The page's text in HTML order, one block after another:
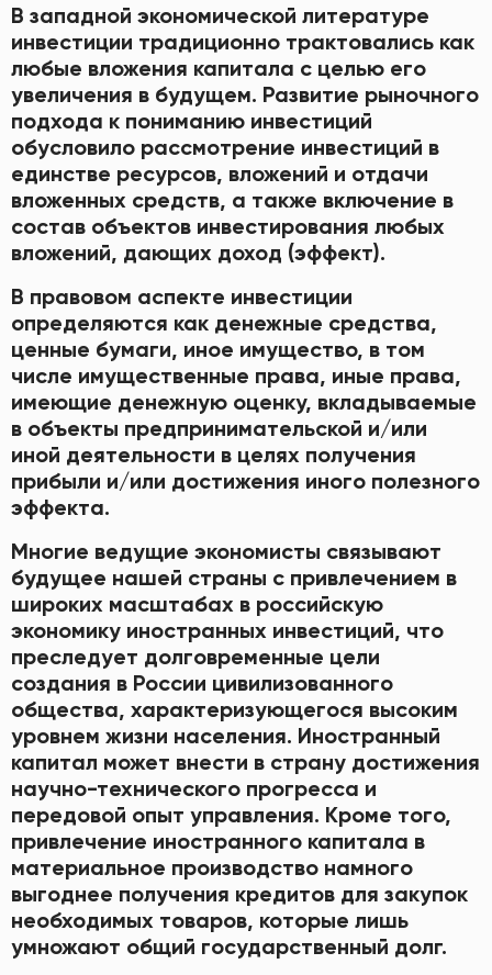
В западной экономической литературе
инвестиции традиционно трактовались как
любые вложения капитала с целью его
увеличения в будущем. Развитие рыночного
подхода к пониманию инвестиций
обусловило рассмотрение инвестиций в
единстве ресурсов, вложений и отдачи
вложенных средств, а также включение в
состав объектов инвестирования любых
вложений, дающих доход (эффект).
В правовом аспекте инвестиции
определяются как денежные средства,
ценные бумаги, иное имущество, в том
числе имущественные права, иные права,
имеющие денежную оценку, вкладываемые
в объекты предпринимательской и/или
иной деятельности в целях получения
прибыли и/или достижения иного полезного
эффекта.
Многие ведущие экономисты связывают
будущее нашей страны с привлечением в
широких масштабах в российскую
экономику иностранных инвестиций, что
преследует долговременные цели
создания в России цивилизованного
общества, характеризующегося высоким
уровнем жизни населения. Иностранный
капитал может внести в страну достижения
научно-технического прогресса и
передовой опыт управления. Кроме того,
привлечение иностранного капитала в
материальное производство намного
выгоднее получения кредитов для закупок
необходимых товаров, которые лишь
умножают общий государственный долг.